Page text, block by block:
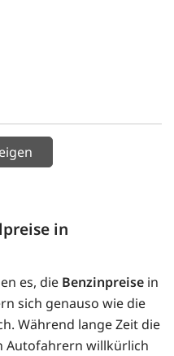
in
es, die Benzinpreise in
sich genauso wie die
Während lange Zeit die
Autofahrern willkürlich